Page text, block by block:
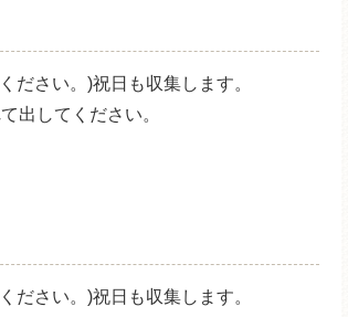
ださい。)祝日も収集します。
出してください。
ださい。)祝日も収集します。